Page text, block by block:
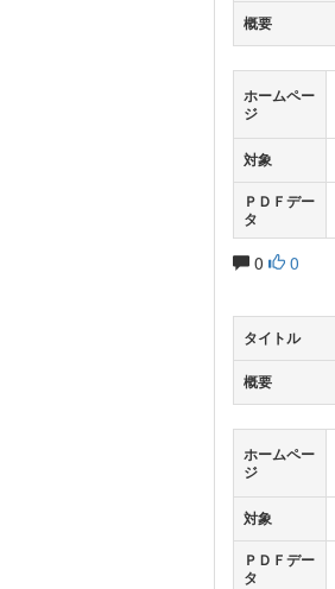
概要
ホームペー
ジ
対象
ＰＤＦデー
タ
0 0
タイトル
概要
ホームペー
ジ
対象
ＰＤＦデー
タ